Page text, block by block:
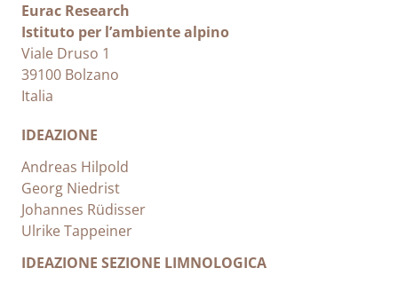
Eurac Research
Istituto per l’ambiente alpino
Viale Druso 1
39100 Bolzano
Italia
IDEAZIONE
Andreas Hilpold
Georg Niedrist
Johannes Rüdisser
Ulrike Tappeiner
IDEAZIONE SEZIONE LIMNOLOGICA